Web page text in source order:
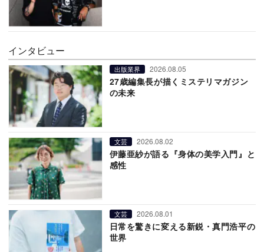
インタビュー
出版業界 2026.08.05
27歳編集長が描くミステリマガジン
の未来
文芸 2026.08.02
伊藤亜紗が語る『身体の美学入門』と
感性
文芸 2026.08.01
日常を驚きに変える新鋭・真門浩平の
世界